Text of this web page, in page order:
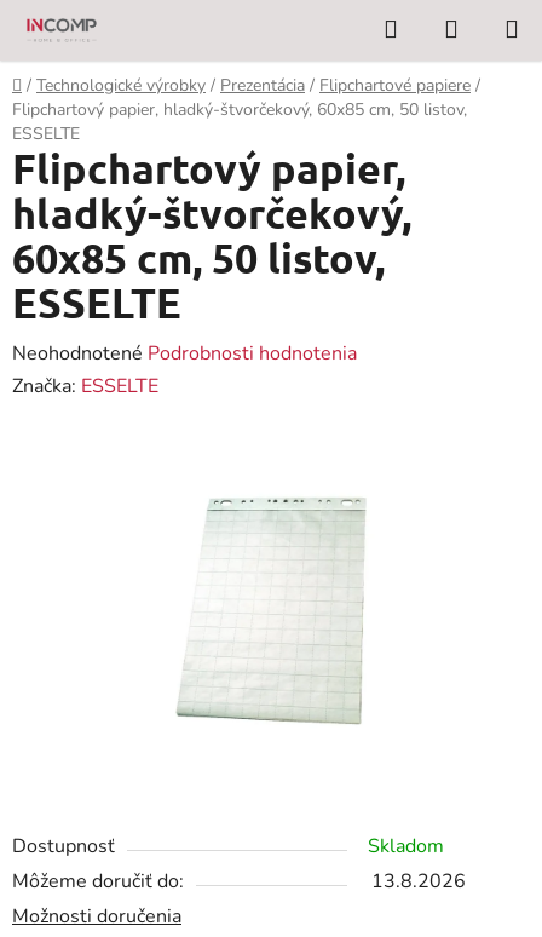
Prejsť
obsah
Hľadať
KOŠÍK
Domov
/ Technologické výrobky / Prezentácia / Flipchartové papiere /
Flipchartový papier, hladký-štvorčekový, 60x85 cm, 50 listov,
ESSELTE
Dostupnosť
Skladom
Môžeme doručiť do:
13.8.2026
Možnosti doručenia
Flipchartový papier,
hladký-štvorčekový,
60x85 cm, 50 listov,
ESSELTE
Priemerné
hodnotenie
Neohodnotené Podrobnosti hodnotenia
Značka: ESSELTE